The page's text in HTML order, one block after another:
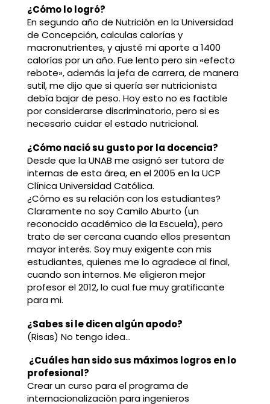
¿Cómo lo logró?
En segundo año de Nutrición en la Universidad
de Concepción, calculas calorías y
macronutrientes, y ajusté mi aporte a 1400
calorías por un año. Fue lento pero sin «efecto
rebote», además la jefa de carrera, de manera
sutil, me dijo que si quería ser nutricionista
debía bajar de peso. Hoy esto no es factible
por considerarse discriminatorio, pero si es
necesario cuidar el estado nutricional.
¿Cómo nació su gusto por la docencia?
Desde que la UNAB me asignó ser tutora de
internas de esta área, en el 2005 en la UCP
Clínica Universidad Católica.
¿Cómo es su relación con los estudiantes?
Claramente no soy Camilo Aburto (un
reconocido académico de la Escuela), pero
trato de ser cercana cuando ellos presentan
mayor interés. Soy muy exigente con mis
estudiantes, quienes me lo agradece al final,
cuando son internos. Me eligieron mejor
profesor el 2012, lo cual fue muy gratificante
para mi.
¿Sabes si le dicen algún apodo?
(Risas) No tengo idea…
¿Cuáles han sido sus máximos logros en lo
profesional?
Crear un curso para el programa de
internacionalización para ingenieros